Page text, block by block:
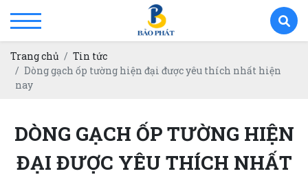
Trang chủ
Tin tức
Dòng gạch ốp tường hiện đại được yêu thích nhất hiện
nay
DÒNG GẠCH ỐP TƯỜNG HIỆN
ĐẠI ĐƯỢC YÊU THÍCH NHẤT